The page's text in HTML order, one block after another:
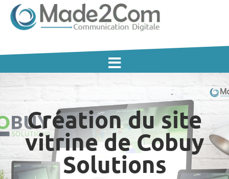
Création du site
vitrine de Cobuy
Solutions